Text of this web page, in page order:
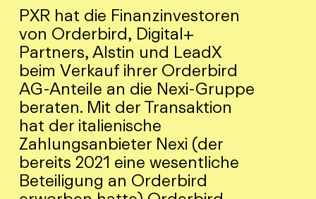
PXR hat die Finanzinvestoren
von Orderbird, Digital+
Partners, Alstin und LeadX
beim Verkauf ihrer Orderbird
AG-Anteile an die Nexi-Gruppe
beraten. Mit der Transaktion
hat der italienische
Zahlungsanbieter Nexi (der
bereits 2021 eine wesentliche
Beteiligung an Orderbird